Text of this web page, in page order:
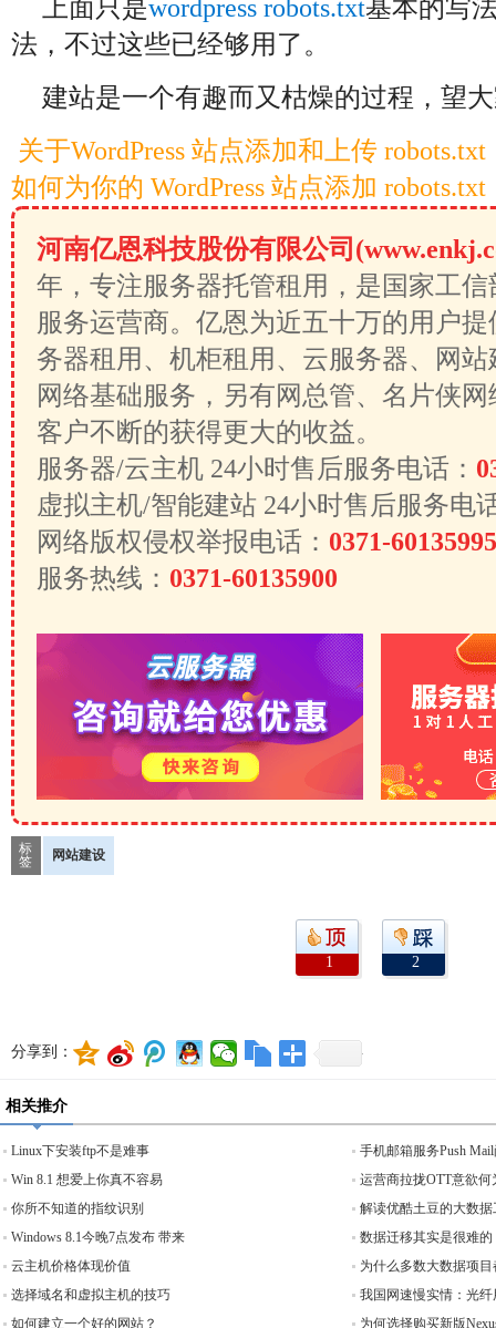
上面只是wordpress robots.txt基本的写
法，不过这些已经够用了。
建站是一个有趣而又枯燥的过程，望
关于WordPress 站点添加和上传 robots.txt
如何为你的 WordPress 站点添加 robots.txt
河南亿恩科技股份有限公司
年，专注服务器托管租用，是国家工
服务运营商。亿恩为近五十万的用户
务器租用、机柜租用、云服务器、网
网络基础服务，另有网总管、名片侠
客户不断的获得更大的收益。
服务器/云主机 24小时售后服务电话：
虚拟主机/智能建站 24小时售后服务电
网络版权侵权举报电话： 0371-60135995
服务热线： 0371-60135900
标
签
网站建设
1 2
分享到：
相关推介
Linux下安装ftp不是难事
Win 8.1 想爱上你真不容易
你所不知道的指纹识别
Windows 8.1今晚7点发布 带来
云主机价格体现价值
选择域名和虚拟主机的技巧
如何建立一个好的网站？
手机邮箱服务Push
运营商拉拢OTT意欲何
解读优酷土豆的大数据
数据迁移其实是很难的
为什么多数大数据项
我国网速慢实情：光纤
为何选择购买新版